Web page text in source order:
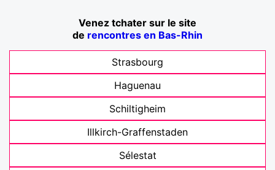
Venez tchater sur le site
de rencontres en Bas-Rhin
Strasbourg
Haguenau
Schiltigheim
Illkirch-Graffenstaden
Sélestat